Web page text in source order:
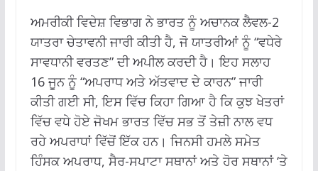
ਅਮਰੀਕੀ ਵਿਦੇਸ਼ ਵਿਭਾਗ ਨੇ ਭਾਰਤ ਨੂੰ ਅਚਾਨਕ ਲੈਵਲ-2
ਯਾਤਰਾ ਚੇਤਾਵਨੀ ਜਾਰੀ ਕੀਤੀ ਹੈ, ਜੋ ਯਾਤਰੀਆਂ ਨੂੰ “ਵਧੇਰੇ
ਸਾਵਧਾਨੀ ਵਰਤਣ” ਦੀ ਅਪੀਲ ਕਰਦੀ ਹੈ। ਇਹ ਸਲਾਹ
16 ਜੂਨ ਨੂੰ “ਅਪਰਾਧ ਅਤੇ ਅੱਤਵਾਦ ਦੇ ਕਾਰਨ” ਜਾਰੀ
ਕੀਤੀ ਗਈ ਸੀ, ਇਸ ਵਿੱਚ ਕਿਹਾ ਗਿਆ ਹੈ ਕਿ ਕੁਝ ਖੇਤਰਾਂ
ਵਿੱਚ ਵਧੇ ਹੋਏ ਜੋਖਮ ਭਾਰਤ ਵਿੱਚ ਸਭ ਤੋਂ ਤੇਜ਼ੀ ਨਾਲ ਵਧ
ਰਹੇ ਅਪਰਾਧਾਂ ਵਿੱਚੋਂ ਇੱਕ ਹਨ। ਜਿਨਸੀ ਹਮਲੇ ਸਮੇਤ
ਹਿੰਸਕ ਅਪਰਾਧ, ਸੈਰ-ਸਪਾਟਾ ਸਥਾਨਾਂ ਅਤੇ ਹੋਰ ਸਥਾਨਾਂ ‘ਤੇ